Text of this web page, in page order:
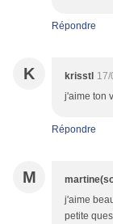
Répondre
K krisstl
j'aime ton
Répondre
M
j'aime
petite